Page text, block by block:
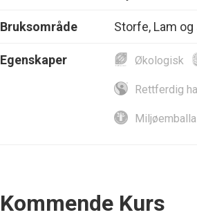
Bruksområde Storfe, Lam
Egenskaper Økologisk
Rettferdig
Events
Kommende Kurs